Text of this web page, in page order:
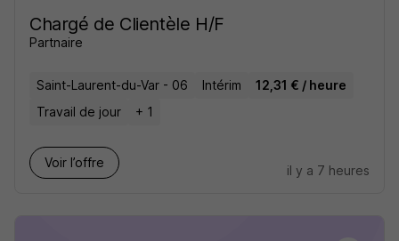
Chargé de Clientèle H/F
Partnaire
Saint-Laurent-du-Var - 06 Intérim
12,31 € / heure
Travail de jour
+ 1
Voir l’offre
il y a 7 heures